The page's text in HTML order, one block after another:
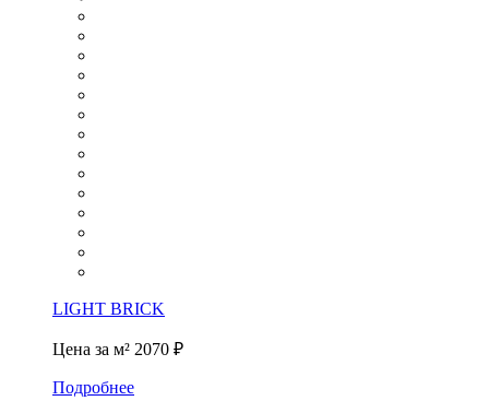
LIGHT BRICK
Цена за м² 2070 ₽
Подробнее